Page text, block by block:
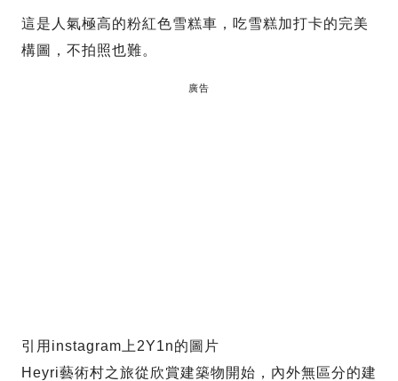
這是人氣極高的粉紅色雪糕車，吃雪糕加打卡的完美
構圖，不拍照也難。
廣告
引用instagram上2Y1n的圖片
Heyri藝術村之旅從欣賞建築物開始，內外無區分的建